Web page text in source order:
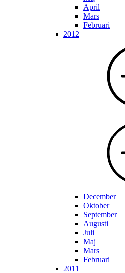
April
Mars
Februari
2012
December
Oktober
September
Augusti
Juli
Maj
Mars
Februari
2011